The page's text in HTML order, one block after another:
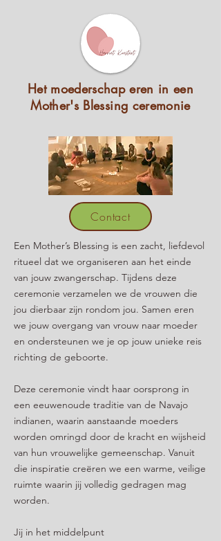
Het moederschap eren in een
Mother's Blessing ceremonie
Contact
Een Mother’s Blessing is een zacht, liefdevol
ritueel dat we organiseren aan het einde
van jouw zwangerschap. Tijdens deze
ceremonie verzamelen we de vrouwen die
jou dierbaar zijn rondom jou. Samen eren
we jouw overgang van vrouw naar moeder
en ondersteunen we je op jouw unieke reis
richting de geboorte.
Deze ceremonie vindt haar oorsprong in
een eeuwenoude traditie van de Navajo
indianen, waarin aanstaande moeders
worden omringd door de kracht en wijsheid
van hun vrouwelijke gemeenschap. Vanuit
die inspiratie creëren we een warme, veilige
ruimte waarin jij volledig gedragen mag
worden.
Jij in het middelpunt